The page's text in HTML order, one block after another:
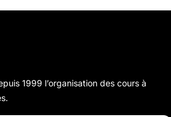
1999 l’organisation des cours à